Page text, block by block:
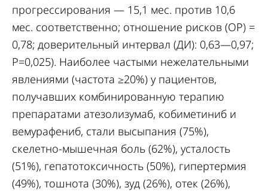
прогрессирования — 15,1 мес. против 10,6
мес. соответственно; отношение рисков (ОР) =
0,78; доверительный интервал (ДИ): 0,63—0,97;
P=0,025). Наиболее частыми нежелательными
явлениями (частота ≥20%) у пациентов,
получавших комбинированную терапию
препаратами атезолизумаб, кобиметиниб и
вемурафениб, стали высыпания (75%),
скелетно-мышечная боль (62%), усталость
(51%), гепатотоксичность (50%), гипертермия
(49%), тошнота (30%), зуд (26%), отек (26%),